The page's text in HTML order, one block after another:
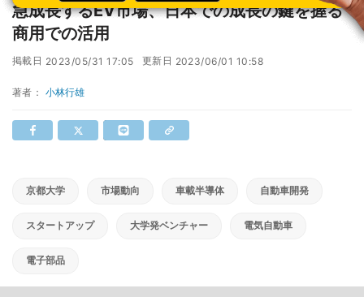
急成長するEV市場、日本での成長の鍵を握る
商用での活用
掲載日 2023/05/31 17:05 更新日 2023/06/01 10:58
著者： 小林行雄
京都大学 市場動向 車載半導体 自動車開発
スタートアップ 大学発ベンチャー 電気自動車
電子部品